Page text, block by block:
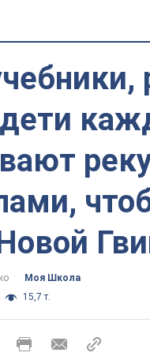
Моя Школа
15,7 т.